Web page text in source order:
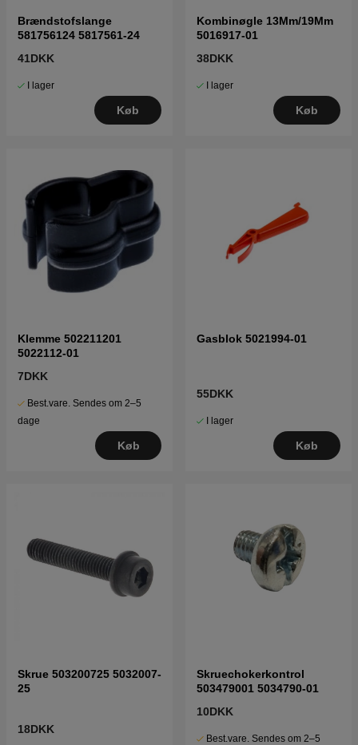
Brændstofslange
581756124 5817561-24
41DKK
I lager
Køb
Kombinøgle 13Mm/19Mm
5016917-01
38DKK
I lager
Køb
Klemme 502211201
5022112-01
7DKK
Best.vare. Sendes om 2–5
dage
Køb
Gasblok 5021994-01
55DKK
I lager
Køb
Skrue 503200725 5032007-
25
18DKK
Skruechokerkontrol
503479001 5034790-01
10DKK
Best.vare. Sendes om 2–5